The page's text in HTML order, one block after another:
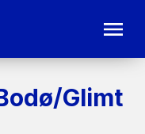
Glimt